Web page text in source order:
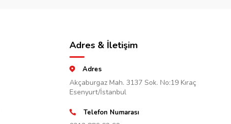
Adres & İletişim
Adres
Akçaburgaz Mah. 3137 Sok. No:19 Kıraç
Esenyurt/İstanbul
Telefon Numarası